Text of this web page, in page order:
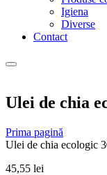
Igiena
Diverse
Contact
Ulei de chia
Prima pagină
Ulei de chia ecologic
45,55 lei